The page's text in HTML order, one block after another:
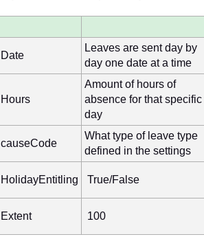
Date
Leaves are sent day by
day one date at a time
Hours
Amount of hours of
absence for that specific
day
causeCode
What type of leave type
defined in the settings
HolidayEntitling True/False
Extent 100